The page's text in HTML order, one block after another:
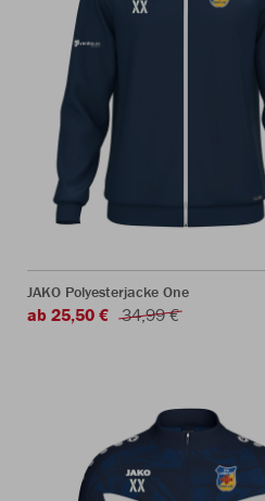
JAKO Polyesterjacke One
ab 25,50 € 34,99 €